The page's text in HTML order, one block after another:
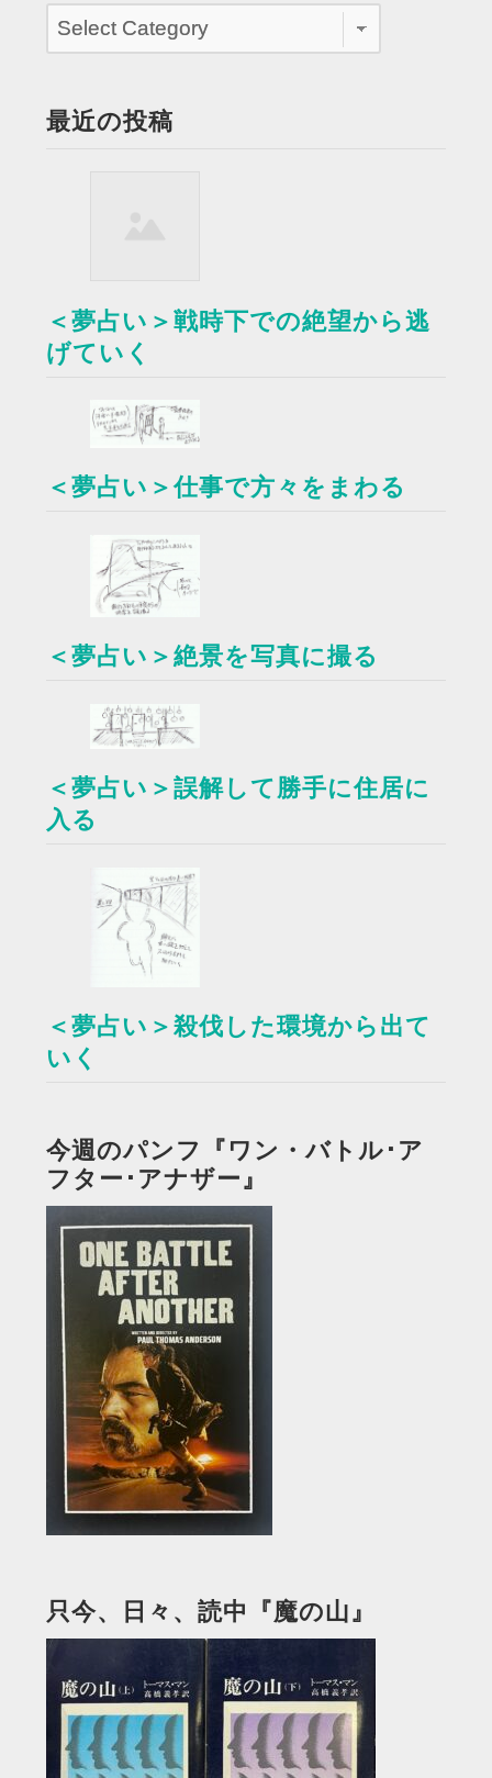
さ
ん
朝
最近の投稿
＜夢占い＞戦時下での絶望から逃
げていく
＜夢占い＞仕事で方々をまわる
＜夢占い＞絶景を写真に撮る
＜夢占い＞誤解して勝手に住居に
入る
＜夢占い＞殺伐した環境から出て
いく
今週のパンフ『ワン・バトル･ア
フター･アナザー』
只今、日々、読中『魔の山』